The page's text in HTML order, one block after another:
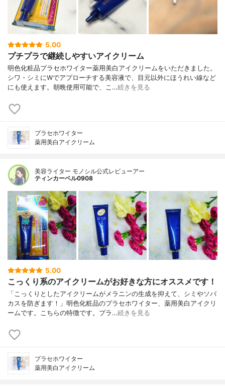
5.00
プチプラで継続しやすいアイクリーム
明色化粧品プラセホワイター薬用美白アイクリームをいただきました。
シワ・シミにWでアプローチする美容液で、目元以外にほうれい線など
にも使えます。朝晩使用可能で、こ…続きを見る
プラセホワイター
薬用美白アイクリーム
美容ライター モノシル公式レビューアー
ティンカーベル0908
5.00
こっくり系のアイクリームがお好きな方にオススメです！
「こっくりとしたアイクリームがメラニンの生成を抑えて、シミやソバ
カスを防ぎます！」明色化粧品のプラセホワイター、薬用美白アイクリ
ームです。こちらの特徴です。プラ…続きを見る
プラセホワイター
薬用美白アイクリーム